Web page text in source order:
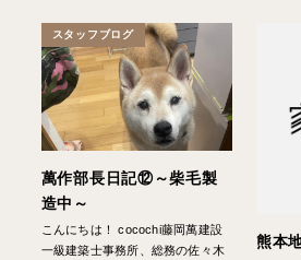
スタッフブログ
萬作部長日記⑫～柴毛製
造中～
こんにちは！ cocochi藤岡萬建設
一級建築士事務所、総務の佐々木
熊本